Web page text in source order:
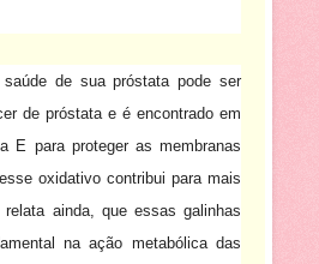
de sua próstata pode ser
de próstata e é encontrado em
E para proteger as membranas
oxidativo contribui para mais
relata ainda, que essas galinhas
na ação metabólica das